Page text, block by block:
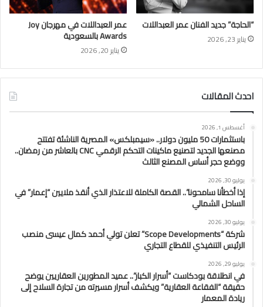
“الحاجة” جديد الفنان عمر العبداللات
يناير 23, 2026
عمر العبداللات في مهرجان Joy
Awards بالسعودية
يناير 20, 2026
احدث المقالات
أغسطس 1, 2026
باستثمارات 50 مليون دولار.. «سيمبلكس» المصرية الناشئة تفتتح
مصنعها الجديد لتصنيع ماكينات التحكم الرقمي CNC بالعاشر من رمضان..
ووضع حجر أساس المصنع الثالث
يوليو 30, 2026
إذا أخطأنا سامحونا”.. القصة الكاملة للاعتذار الذي أنقذ ملايين “إعمار” في
الساحل الشمالي
يوليو 30, 2026
شركة “Scope Developments” تعلن تولي أحمد كمال عيسى منصب
الرئيس التنفيذي للقطاع التجاري
يوليو 29, 2026
في انطلاقة بودكاست “أسرار الكبار”.. عميد المطورين العقاريين يوضح
حقيقة “الفقاعة العقارية” ويكشف أسرار مسيرته من تجارة السلاح إلى
ريادة المعمار